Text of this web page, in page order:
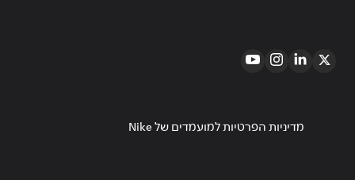
מדיניות הפרטיות למועמדים של Nike